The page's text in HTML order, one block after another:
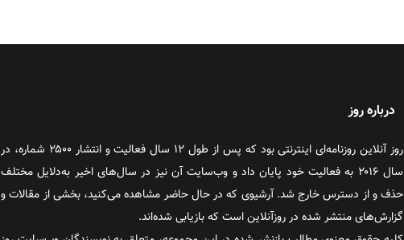
درباره روز
روز آنلاین روزنامه‌ای اینترنتی بود که پس از طول ۱۲ سال فعالیت و انتشار ۲۵۰۰ شماره، در
سال ۲۰۱۶ به فعالیت خود پایان داد و وب‌سایت آن نیز در سال‌های اخیر به‌دلایل مختلف
حذف و از دسترس خارج شد. آرشیوی که در حال حاضر مشاهده می‌کنید، بخشی از مقالات و
گزارش‌های منتشر شده در روزآنلاین است که بازیابی شده‌اند.